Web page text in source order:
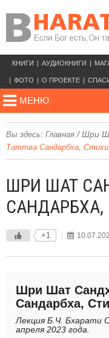
КНИГИ АУДИОКНИГИ
ФОТО О ПРОЕКТЕ
МЕНЮ
Вы здесь: Главная /Шри
Таттва Сандарбха, Стихи
ШРИ ШАТ
САНДАРБХА,
+1
Шри Шат
Сандарбха,
Лекция Б.Ч. Бхарати
апреля 2023 года.